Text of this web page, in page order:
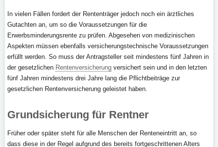
In vielen Fällen fordert der Rententräger jedoch noch ein ärztliches
Gutachten an, um so die Voraussetzungen für die
Erwerbsminderungsrente zu prüfen. Abgesehen von medizinischen
Aspekten müssen ebenfalls versicherungstechnische Voraussetzungen
erfüllt werden. So muss der Antragsteller seit mindestens fünf Jahren in
der gesetzlichen Rentenversicherung versichert sein und in den letzten
fünf Jahren mindestens drei Jahre lang die Pflichtbeiträge zur
gesetzlichen Rentenversicherung geleistet haben.
Grundsicherung für Rentner
Früher oder später steht für alle Menschen der Renteneintritt an, so
dass diese in der Regel aufgrund des bereits fortgeschrittenen Alters